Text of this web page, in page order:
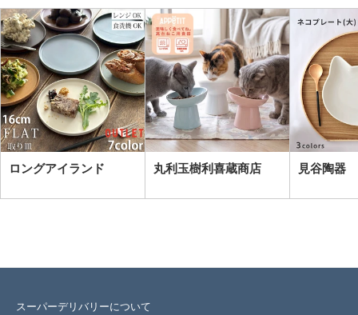
ロングアイランド 丸利玉樹利喜蔵商店 見谷陶器
スーパーデリバリーについて